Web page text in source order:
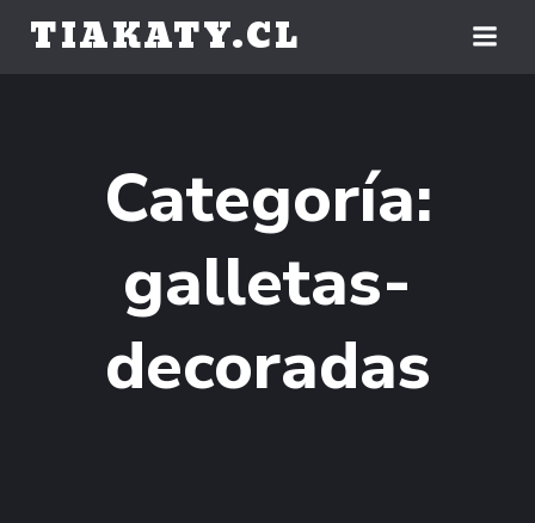
al
TIAKATY.CL
Categoría:
galletas-
decoradas